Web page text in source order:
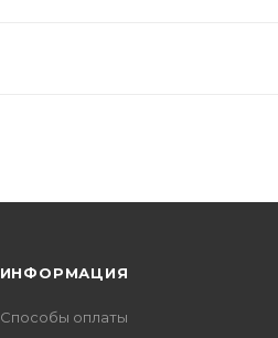
ИНФОРМАЦИЯ
Способы оплаты